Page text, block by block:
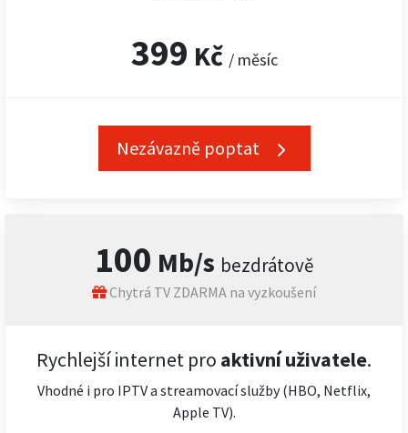
399 Kč / měsíc
Nezávazně poptat
100 Mb/s bezdrátově
Chytrá TV ZDARMA na vyzkoušení
Rychlejší internet pro aktivní uživatele.
Vhodné i pro IPTV a streamovací služby (HBO, Netflix,
Apple TV).